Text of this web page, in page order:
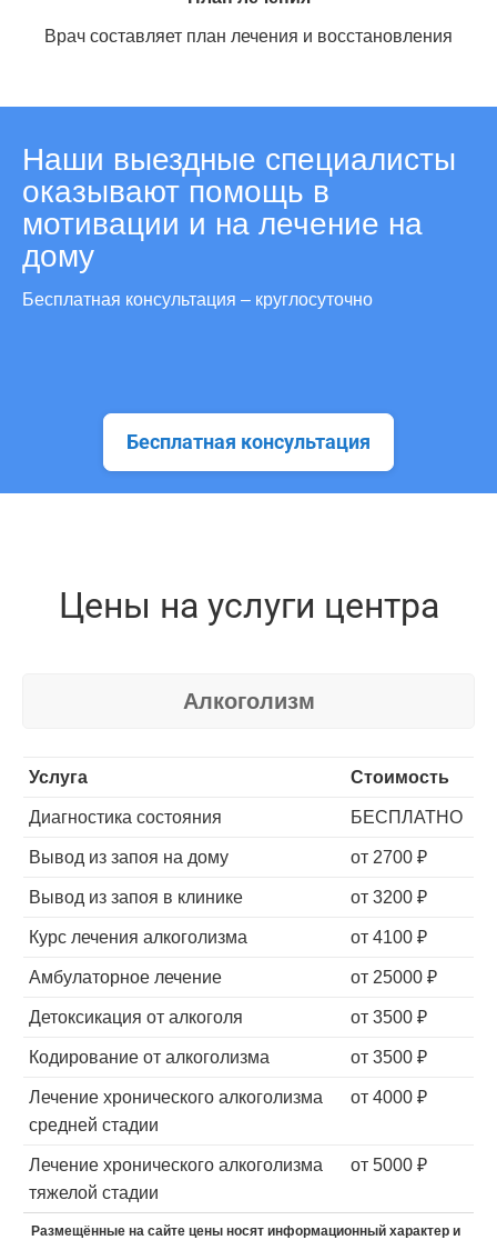
Высококвалифицированные специалисты
Анонимность
Современные методики лечения
Круглосуточная помощь
Врач составляет план лечения и восстановления
Наши выездные специалисты
оказывают помощь в
мотивации и на лечение на
дому
Бесплатная консультация – круглосуточно
Бесплатная консультация
Цены на услуги центра
Алкоголизм
Услуга Стоимость
Диагностика состояния БЕСПЛАТНО
Вывод из запоя на дому от 2700 ₽
Вывод из запоя в клинике от 3200 ₽
Курс лечения алкоголизма от 4100 ₽
Амбулаторное лечение от 25000 ₽
Детоксикация от алкоголя от 3500 ₽
Кодирование от алкоголизма от 3500 ₽
Лечение хронического алкоголизма
средней стадии
от 4000 ₽
Лечение хронического алкоголизма
тяжелой стадии
от 5000 ₽
Размещённые на сайте цены носят информационный характер и